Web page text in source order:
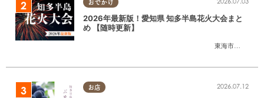
おでかけ
東海市
,大府市
2026年最新版！愛知県 知多半島花火大会まと
め 【随時更新】
お店 2026.07.12